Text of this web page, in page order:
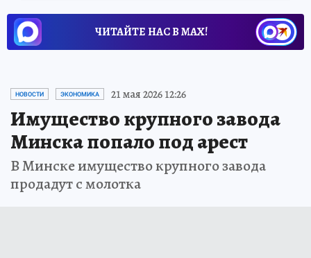
ЧИТАЙТЕ НАС В МАХ!
НОВОСТИ ЭКОНОМИКА 21 мая 2026 12:26
Имущество крупного завода
Минска попало под арест
В Минске имущество крупного завода
продадут с молотка